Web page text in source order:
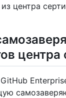
из центра